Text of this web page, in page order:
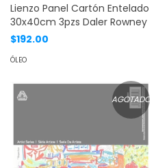
Lienzo Panel Cartón Entelado
30x40cm 3pzs Daler Rowney
$192.00
ÓLEO
AGOTADO